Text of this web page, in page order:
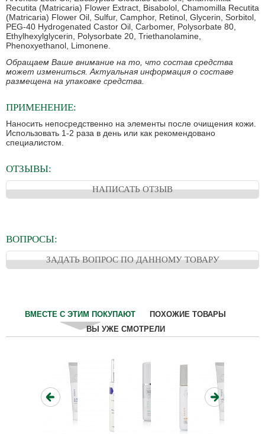
Recutita (Matricaria) Flower Extract, Bisabolol, Chamomilla Recutita
(Matricaria) Flower Oil, Sulfur, Camphor, Retinol, Glycerin, Sorbitol,
PEG-40 Hydrogenated Castor Oil, Carbomer, Polysorbate 80,
Ethylhexylglycerin, Polysorbate 20, Triethanolamine,
Phenoxyethanol, Limonene.
Обращаем Ваше внимание на то, что состав средства
может измениться. Актуальная информация о составе
размещена на упаковке средства.
ПРИМЕНЕНИЕ:
Наносить непосредственно на элементы после очищения кожи.
Использовать 1-2 раза в день или как рекомендовано
специалистом.
ОТЗЫВЫ:
НАПИСАТЬ ОТЗЫВ
ВОПРОСЫ:
ЗАДАТЬ ВОПРОС ПО ДАННОМУ ТОВАРУ
ВМЕСТЕ С ЭТИМ ПОКУПАЮТ
ПОХОЖИЕ ТОВАРЫ
ВЫ УЖЕ СМОТРЕЛИ